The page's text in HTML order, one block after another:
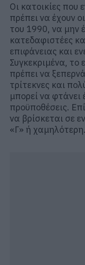
Οι κατοικίες
πρέπει να έχουν
του 1990, να μην
κατεδαφιστέες
επιφάνειας και
Συγκεκριμένα,
πρέπει να
τρίτεκνες και
μπορεί να
προϋποθέσεις.
να βρίσκεται σε
«Γ» ή χαμηλότερη.